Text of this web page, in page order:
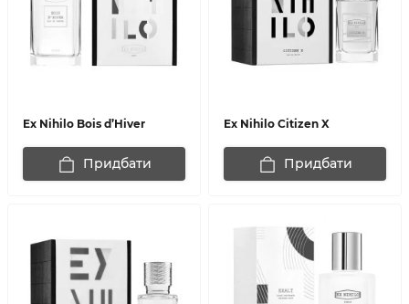
Ex Nihilo Bois d’Hiver
Придбати
Ex Nihilo Citizen X
Придбати